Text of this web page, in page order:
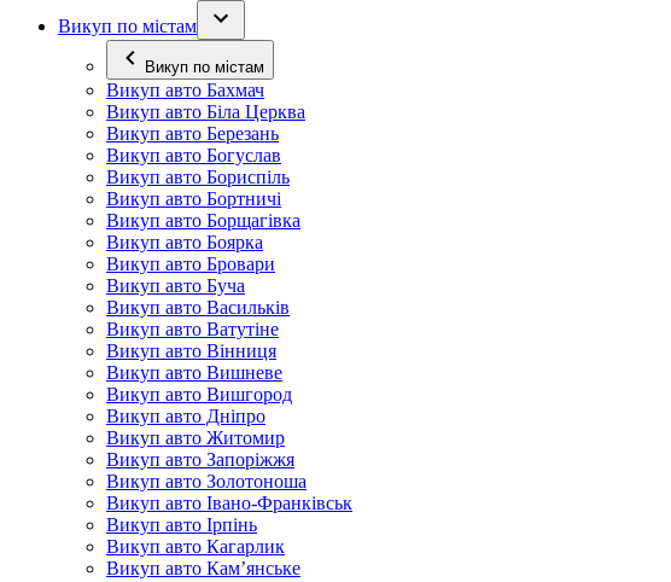
Викуп по містам
Викуп по містам
Викуп авто Бахмач
Викуп авто Біла Церква
Викуп авто Березань
Викуп авто Богуслав
Викуп авто Бориспіль
Викуп авто Бортничі
Викуп авто Борщагівка
Викуп авто Боярка
Викуп авто Бровари
Викуп авто Буча
Викуп авто Васильків
Викуп авто Ватутіне
Викуп авто Вінниця
Викуп авто Вишневе
Викуп авто Вишгород
Викуп авто Дніпро
Викуп авто Житомир
Викуп авто Запоріжжя
Викуп авто Золотоноша
Викуп авто Івано-Франківськ
Викуп авто Ірпінь
Викуп авто Кагарлик
Викуп авто Кам’янське